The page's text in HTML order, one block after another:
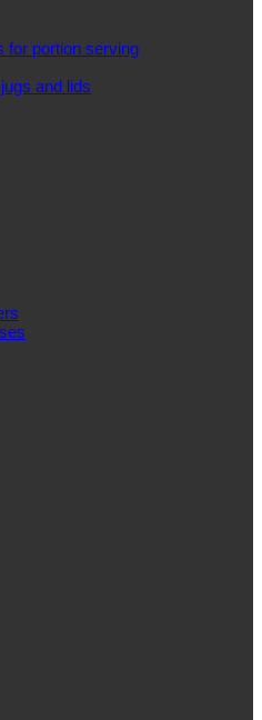
for portion serving
and lids